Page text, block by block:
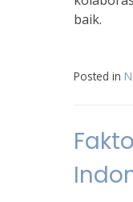
baik.
Posted in